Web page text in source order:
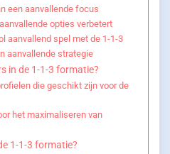
een aanvallende focus
opties verbetert
aanvallend spel met de 1-1-3
aanvallende strategie
in de 1-1-3 formatie?
die geschikt zijn voor de
het maximaliseren van
1-1-3 formatie?